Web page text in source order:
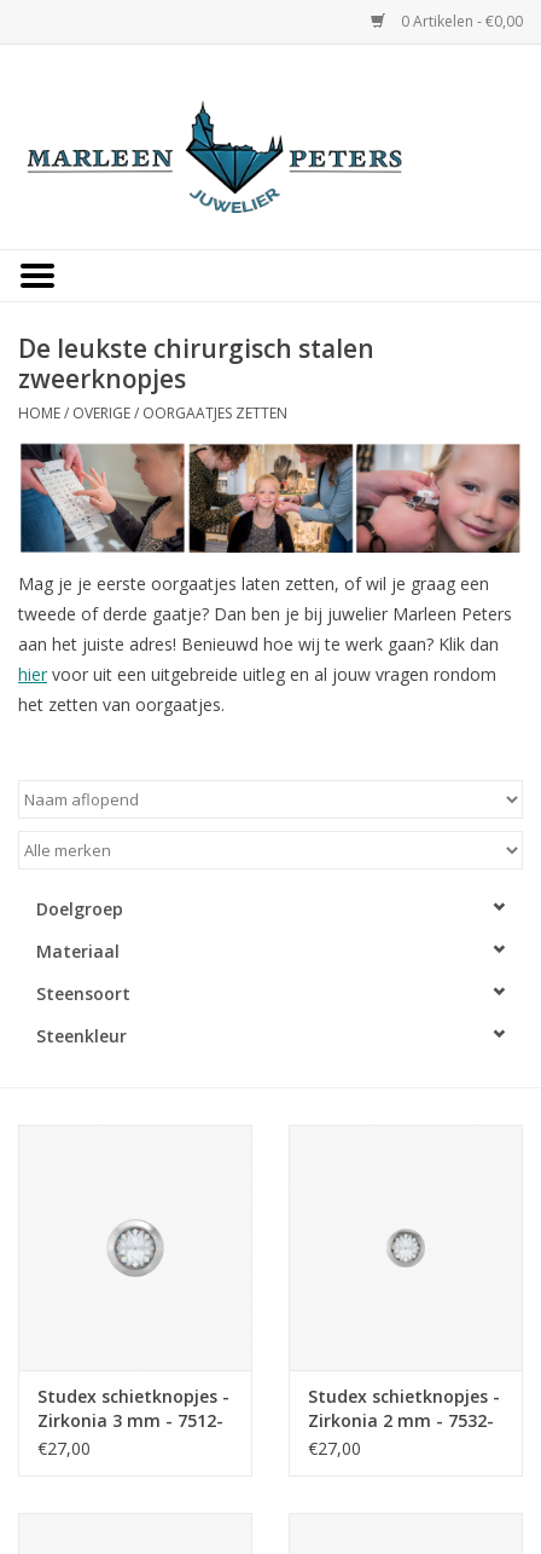
0 Artikelen - €0,00
Occasions
Trouwringen
Overige
Merken
De leukste chirurgisch stalen
zweerknopjes
HOME/ OVERIGE/ OORGAATJES ZETTEN
Mag je je eerste oorgaatjes laten zetten, of wil je graag een
tweede of derde gaatje? Dan ben je bij juwelier Marleen Peters
aan het juiste adres! Benieuwd hoe wij te werk gaan? Klik dan
hier voor uit een uitgebreide uitleg en al jouw vragen rondom
het zetten van oorgaatjes.
Doelgroep
Materiaal
Steensoort
Steenkleur
Studex schietknopjes -
Zirkonia 3 mm - 7512-
0204 (142)
€27,00
Studex schietknopjes -
Zirkonia 2 mm - 7532-
0204 (140)
€27,00